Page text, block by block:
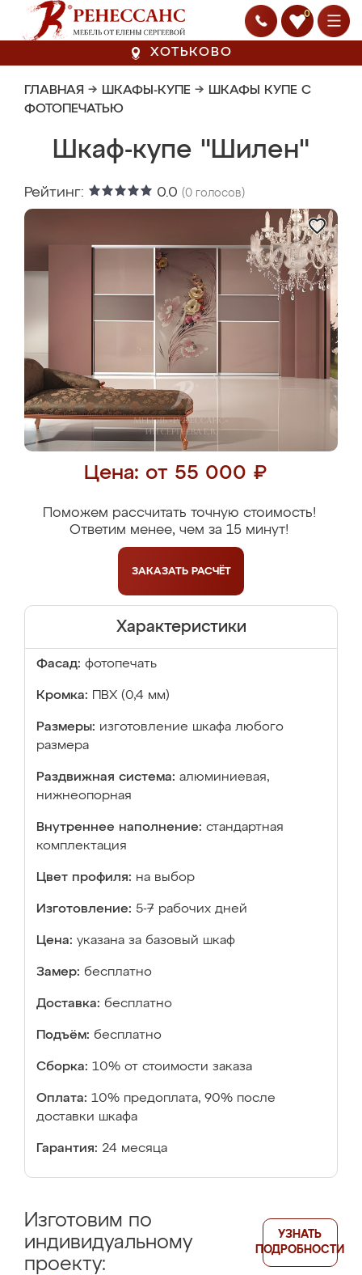
0
ХОТЬКОВО
ГЛАВНАЯ → ШКАФЫ-КУПЕ → ШКАФЫ КУПЕ С
ФОТОПЕЧАТЬЮ
Шкаф-купе "Шилен"
Рейтинг: 0.0 (0 голосов)
Цена: от 55 000 ₽
Поможем рассчитать точную стоимость!
Ответим менее, чем за 15 минут!
ЗАКАЗАТЬ РАСЧЁТ
Характеристики
Фасад: фотопечать
Кромка: ПВХ (0,4 мм)
Размеры: изготовление шкафа любого
размера
Раздвижная система: алюминиевая,
нижнеопорная
Внутреннее наполнение: стандартная
комплектация
Цвет профиля: на выбор
Изготовление: 5-7 рабочих дней
Цена: указана за базовый шкаф
Замер: бесплатно
Доставка: бесплатно
Подъём: бесплатно
Сборка: 10% от стоимости заказа
Оплата: 10% предоплата, 90% после
доставки шкафа
Гарантия: 24 месяца
Изготовим по
индивидуальному
проекту:
УЗНАТЬ
ПОДРОБНОСТИ